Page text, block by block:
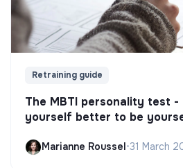
Retraining guide
The MBTI personality test
yourself better to be
Marianne Roussel•31 March